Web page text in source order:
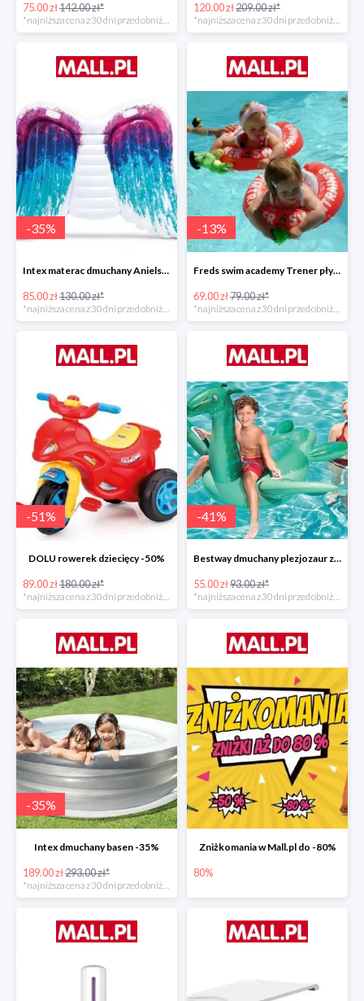
75.00 zł142.00 zł*
*najniższa cena z 30 dni przed obniżką
120.00 zł209.00 zł*
*najniższa cena z 30 dni przed obniżką
-35%
Intex materac dmuchany Anielskie skrzydła -34%
85.00 zł130.00 zł*
-13%
Freds swim academy Trener pływania
69.00 zł79.00 zł*
-51%
DOLU rowerek dziecięcy -50%
89.00 zł180.00 zł*
*najniższa cena z 30 dni przed obniżką
-41%
Bestway dmuchany plezjozaur z uchwytami -40%
55.00 zł93.00 zł*
*najniższa cena z 30 dni przed obniżką
-35%
Intex dmuchany basen -35%
189.00 zł293.00 zł*
Zniżkomania w Mall.pl do -80%
80%